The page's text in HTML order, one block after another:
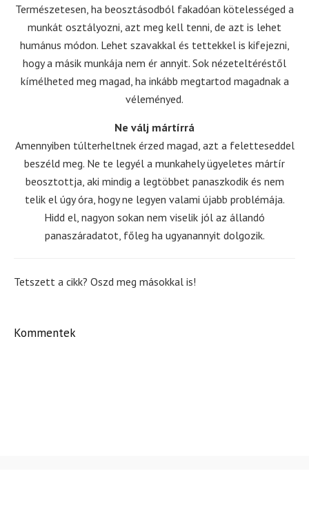
Természetesen, ha beosztásodból fakadóan kötelességed a
munkát osztályozni, azt meg kell tenni, de azt is lehet
humánus módon. Lehet szavakkal és tettekkel is kifejezni,
hogy a másik munkája nem ér annyit. Sok nézeteltéréstől
kímélheted meg magad, ha inkább megtartod magadnak a
véleményed.
Ne válj mártírrá
Amennyiben túlterheltnek érzed magad, azt a feletteseddel
beszéld meg. Ne te legyél a munkahely ügyeletes mártír
beosztottja, aki mindig a legtöbbet panaszkodik és nem
telik el úgy óra, hogy ne legyen valami újabb problémája.
Hidd el, nagyon sokan nem viselik jól az állandó
panaszáradatot, főleg ha ugyanannyit dolgozik.
Tetszett a cikk? Oszd meg másokkal is!
Kommentek